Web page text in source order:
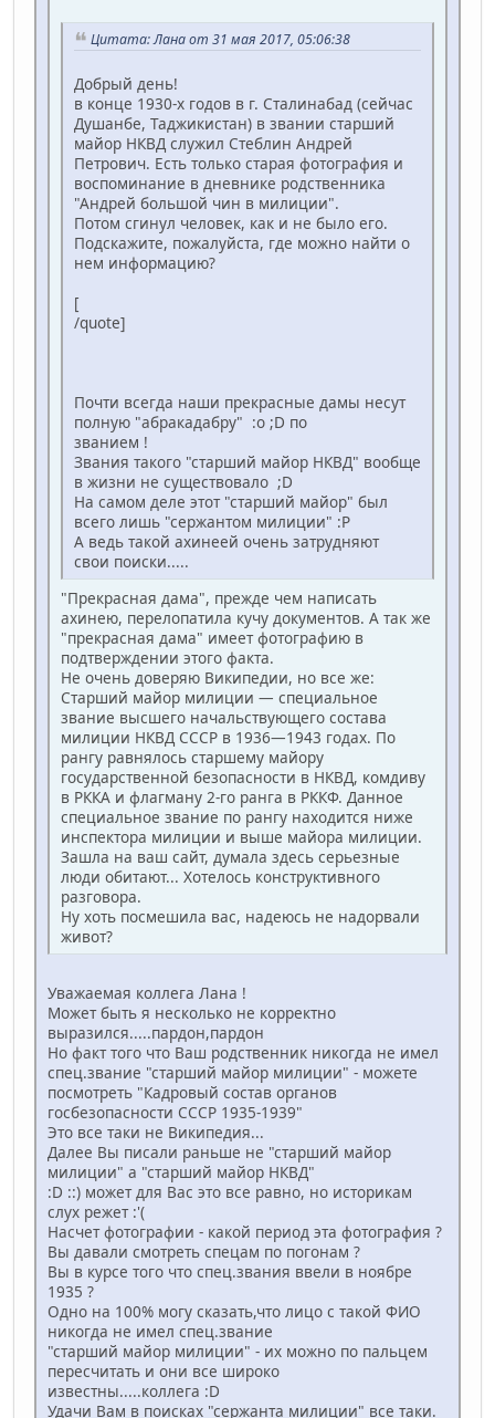
Цитата: Лана от 31 мая 2017, 05:06:38
Добрый день!
в конце 1930-х годов в г. Сталинабад (сейчас
Душанбе, Таджикистан) в звании старший
майор НКВД служил Стеблин Андрей
Петрович. Есть только старая фотография и
воспоминание в дневнике родственника
"Андрей большой чин в милиции".
Потом сгинул человек, как и не было его.
Подскажите, пожалуйста, где можно найти о
нем информацию?
[
/quote]
Почти всегда наши прекрасные дамы несут
полную "абракадабру" :o ;D по
званием !
Звания такого "старший майор НКВД" вообще
в жизни не существовало ;D
На самом деле этот "старший майор" был
всего лишь "сержантом милиции" :P
А ведь такой ахинеей очень затрудняют
свои поиски.....
"Прекрасная дама", прежде чем написать
ахинею, перелопатила кучу документов. А так же
"прекрасная дама" имеет фотографию в
подтверждении этого факта.
Не очень доверяю Википедии, но все же:
Старший майор милиции — специальное
звание высшего начальствующего состава
милиции НКВД СССР в 1936—1943 годах. По
рангу равнялось старшему майору
государственной безопасности в НКВД, комдиву
в РККА и флагману 2-го ранга в РККФ. Данное
специальное звание по рангу находится ниже
инспектора милиции и выше майора милиции.
Зашла на ваш сайт, думала здесь серьезные
люди обитают... Хотелось конструктивного
разговора.
Ну хоть посмешила вас, надеюсь не надорвали
живот?
Уважаемая коллега Лана !
Может быть я несколько не корректно
выразился.....пардон,пардон
Но факт того что Ваш родственник никогда не имел
спец.звание "старший майор милиции" - можете
посмотреть "Кадровый состав органов
госбезопасности СССР 1935-1939"
Это все таки не Википедия...
Далее Вы писали раньше не "старший майор
милиции" а "старший майор НКВД"
:D ::) может для Вас это все равно, но историкам
слух режет :'(
Насчет фотографии - какой период эта фотография ?
Вы давали смотреть спецам по погонам ?
Вы в курсе того что спец.звания ввели в ноябре
1935 ?
Одно на 100% могу сказать,что лицо с такой ФИО
никогда не имел спец.звание
"старший майор милиции" - их можно по пальцем
пересчитать и они все широко
известны.....коллега :D
Удачи Вам в поисках "сержанта милиции" все таки.